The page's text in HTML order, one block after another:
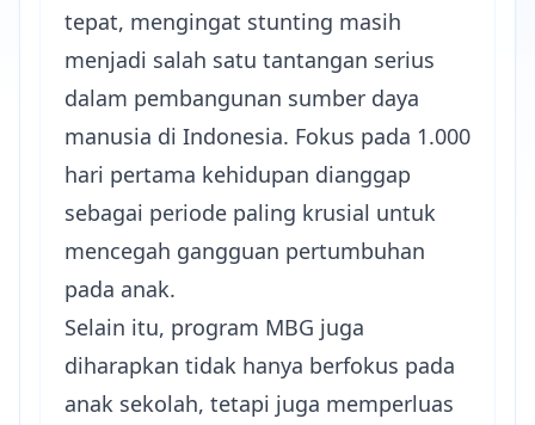
tepat, mengingat stunting masih
menjadi salah satu tantangan serius
dalam pembangunan sumber daya
manusia di Indonesia. Fokus pada 1.000
hari pertama kehidupan dianggap
sebagai periode paling krusial untuk
mencegah gangguan pertumbuhan
pada anak.
Selain itu, program MBG juga
diharapkan tidak hanya berfokus pada
anak sekolah, tetapi juga memperluas